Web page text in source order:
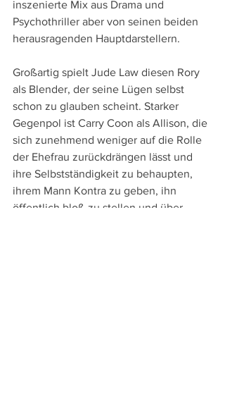
inszenierte Mix aus Drama und
Psychothriller aber von seinen beiden
herausragenden Hauptdarstellern.
Großartig spielt Jude Law diesen Rory
als Blender, der seine Lügen selbst
schon zu glauben scheint. Starker
Gegenpol ist Carry Coon als Allison, die
sich zunehmend weniger auf die Rolle
der Ehefrau zurückdrängen lässt und
ihre Selbstständigkeit zu behaupten,
ihrem Mann Kontra zu geben, ihn
öffentlich bloß zu stellen und über